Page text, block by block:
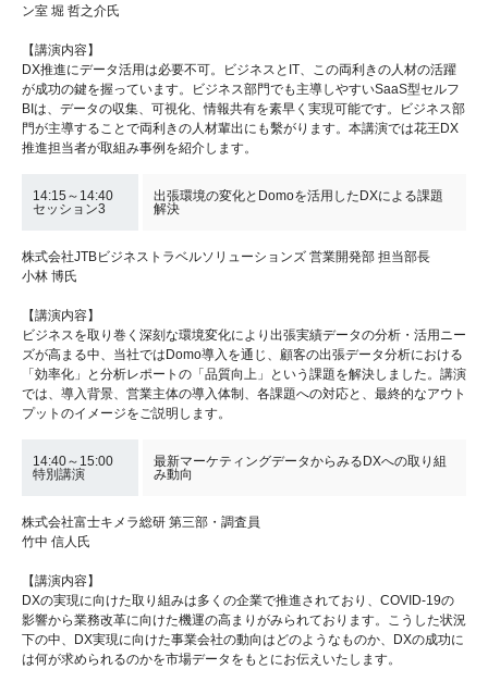
ン室 堀 哲之介氏
【講演内容】
DX推進にデータ活用は必要不可。ビジネスとIT、この両利きの人材の活躍
が成功の鍵を握っています。ビジネス部門でも主導しやすいSaaS型セルフ
BIは、データの収集、可視化、情報共有を素早く実現可能です。ビジネス部
門が主導することで両利きの人材輩出にも繫がります。本講演では花王DX
推進担当者が取組み事例を紹介します。
14:15～14:40
セッション3
出張環境の変化とDomoを活用したDXによる課題
解決
株式会社JTBビジネストラベルソリューションズ 営業開発部 担当部長
小林 博氏
【講演内容】
ビジネスを取り巻く深刻な環境変化により出張実績データの分析・活用ニー
ズが高まる中、当社ではDomo導入を通じ、顧客の出張データ分析における
「効率化」と分析レポートの「品質向上」という課題を解決しました。講演
では、導入背景、営業主体の導入体制、各課題への対応と、最終的なアウト
プットのイメージをご説明します。
14:40～15:00
特別講演
最新マーケティングデータからみるDXへの取り組
み動向
株式会社富士キメラ総研 第三部・調査員
竹中 信人氏
【講演内容】
DXの実現に向けた取り組みは多くの企業で推進されており、COVID-19の
影響から業務改革に向けた機運の高まりがみられております。こうした状況
下の中、DX実現に向けた事業会社の動向はどのようなものか、DXの成功に
は何が求められるのかを市場データをもとにお伝えいたします。